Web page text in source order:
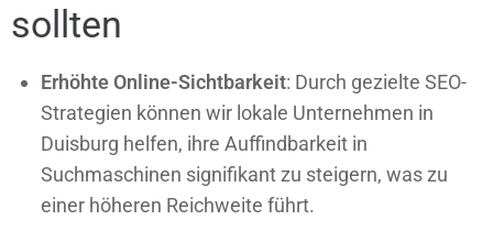
sollten
Erhöhte Online-Sichtbarkeit: Durch gezielte SEO-
Strategien können wir lokale Unternehmen in
Duisburg helfen, ihre Auffindbarkeit in
Suchmaschinen signifikant zu steigern, was zu
einer höheren Reichweite führt.